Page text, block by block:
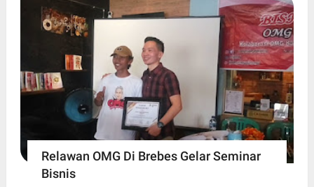
Relawan OMG Di Brebes Gelar Seminar
Bisnis